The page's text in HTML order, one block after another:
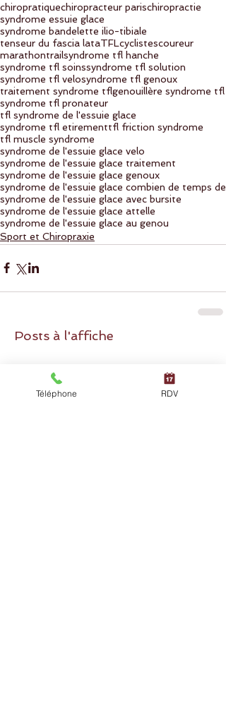
chiropratiquechiropracteur parischiropractie
syndrome essuie glace
syndrome bandelette ilio-tibiale
tenseur du fascia lataTFLcyclistescoureur
marathontrailsyndrome tfl hanche
syndrome tfl soinssyndrome tfl solution
syndrome tfl velosyndrome tfl genoux
traitement syndrome tflgenouillère syndrome tfl
syndrome tfl pronateur
tfl syndrome de l'essuie glace
syndrome tfl etirementtfl friction syndrome
tfl muscle syndrome
syndrome de l'essuie glace velo
syndrome de l'essuie glace traitement
syndrome de l'essuie glace genoux
syndrome de l'essuie glace combien de temps de
syndrome de l'essuie glace avec bursite
syndrome de l'essuie glace attelle
syndrome de l'essuie glace au genou
Sport et Chiropraxie
Posts à l'affiche
Téléphone RDV